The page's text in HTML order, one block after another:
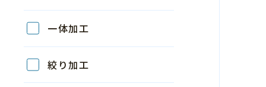
一体加工
絞り加工